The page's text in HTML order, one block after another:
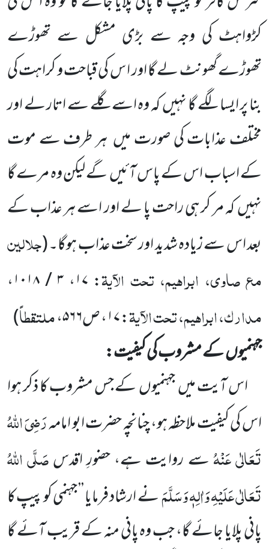
کڑواہٹ کی وجہ سے بڑی مشکل سے تھوڑے
تھوڑے گھونٹ لے گا اور ا س کی قباحت و کراہت کی
بنا پر ایسا لگےگا نہیںکہ وہ اسے گلے سے اتار لے اور
مختلف عذابات کی صورت میں ہر طرف سے موت
کے اسباب اس کے پاس آئیںگے لیکن وہ مرے گا
نہیںکہ مر کر ہی راحت پا لے اور اسے ہر عذابکے
بعد اس سے زیادہ شدید اور سخت عذاب ہوگا۔(جلالین
مع صاوی، ابراہیم، تحت الآیۃ: ۱۷، ۳ / ۱۰۱۸ ،
مدارک، ابراہیم، تحت الآیۃ:۱۷، ص۵۶۶،ملتقطاً)
جہنمیوںکے مشروب کی کیفیت:
اس آیت میںجہنمیوںکے جس مشروب کا ذکر ہوا
اس کی کیفیت ملاحظہ ہو، چنانچہ حضرت ابو امامہرَضِیَ اللّٰہُ
تَعَالٰیعَنْہُسے روایت ہے، حضورِ اقدسصَلَّی اللّٰہُ
تَعَالٰی عَلَیْہِ وَاٰلِہٖ وَسَلَّمَنے ارشاد فرمایا ’’ جہنمی کو پیپ کا
پانی پلایا جائے گا، جب وہپانی منہ کے قریب آئے گا